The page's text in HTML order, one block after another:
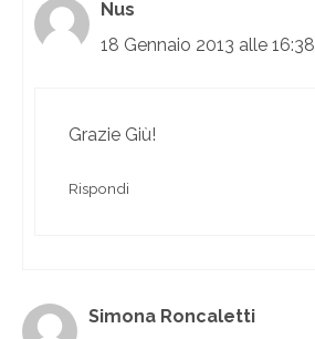
Nus
18 Gennaio 2013 alle 16:38
Grazie Giù!
Rispondi
Simona Roncaletti